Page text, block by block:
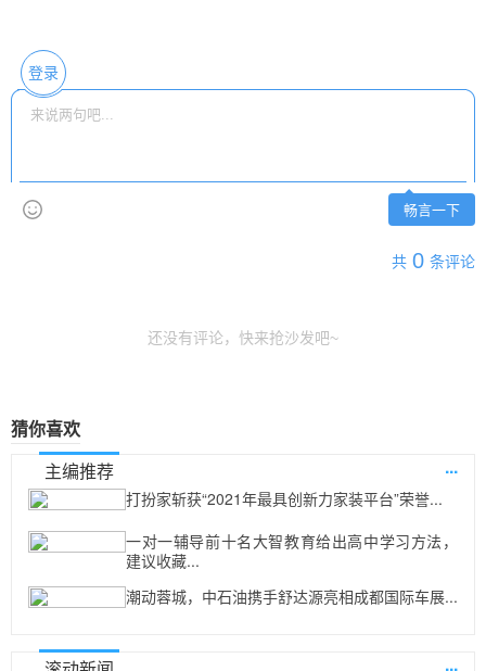
登录
畅言一下
共 0 条评论
还没有评论，快来抢沙发吧~
猜你喜欢
主编推荐
...
打扮家斩获“2021年最具创新力家装平台”荣誉...
一对一辅导前十名大智教育给出高中学习方法，
建议收藏...
潮动蓉城，中石油携手舒达源亮相成都国际车展...
...